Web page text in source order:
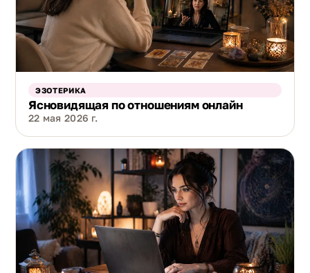
ЭЗОТЕРИКА
Ясновидящая по отношениям онлайн
22 мая 2026 г.